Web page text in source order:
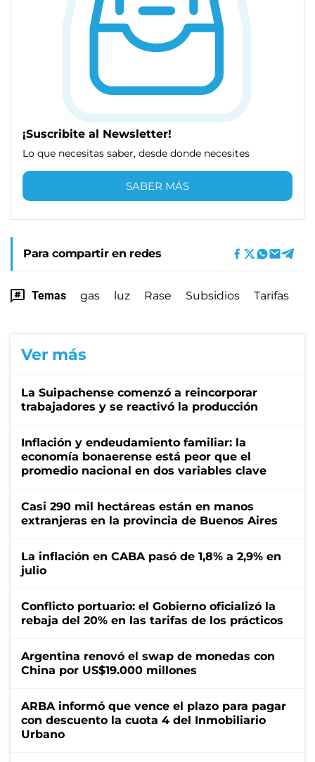
¡Suscribite al Newsletter!
Lo que necesitas saber, desde donde necesites
SABER MÁS
Para compartir en redes
Temas gas luz Rase Subsidios Tarifas
Ver más
La Suipachense comenzó a reincorporar
trabajadores y se reactivó la producción
Inflación y endeudamiento familiar: la
economía bonaerense está peor que el
promedio nacional en dos variables clave
Casi 290 mil hectáreas están en manos
extranjeras en la provincia de Buenos Aires
La inflación en CABA pasó de 1,8% a 2,9% en
julio
Conflicto portuario: el Gobierno oficializó la
rebaja del 20% en las tarifas de los prácticos
Argentina renovó el swap de monedas con
China por US$19.000 millones
ARBA informó que vence el plazo para pagar
con descuento la cuota 4 del Inmobiliario
Urbano